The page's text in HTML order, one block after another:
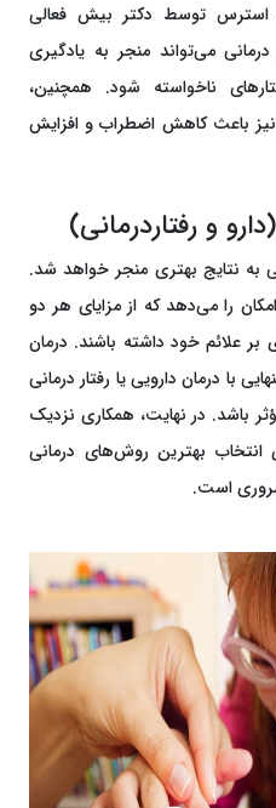
استرس توسط دکتر بیش فعالی
می‌تواند منجر به یادگیری
ناخواسته شود. همچنین،
باعث کاهش اضطراب و افزایش
و رفتاردرمانی)
به نتایج بهتری منجر خواهد شد.
را می‌دهد که از مزایای هر دو
علائم خود داشته باشند. درمان
با درمان دارویی یا رفتار درمانی
باشد. در نهایت، همکاری نزدیک
بهترین روش‌های درمانی
است.